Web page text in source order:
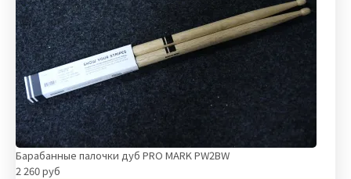
Барабанные палочки дуб PRO MARK PW2BW
2 260 руб